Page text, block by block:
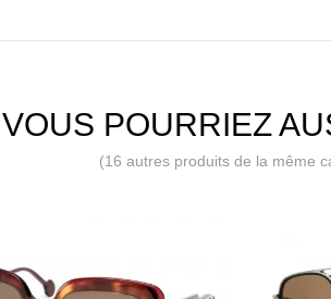
VOUS POURRIEZ
(16 autres produits de la même